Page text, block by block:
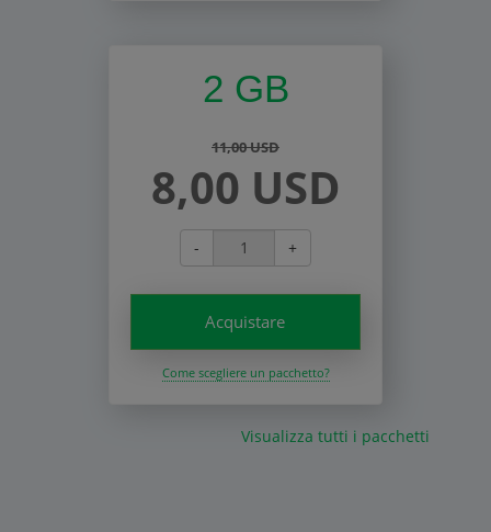
2 GB
11,00 USD
8,00 USD
- +
Acquistare
Come scegliere un pacchetto?
Visualizza tutti i pacchetti